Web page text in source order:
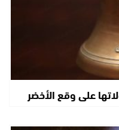
على وقع الأخضر